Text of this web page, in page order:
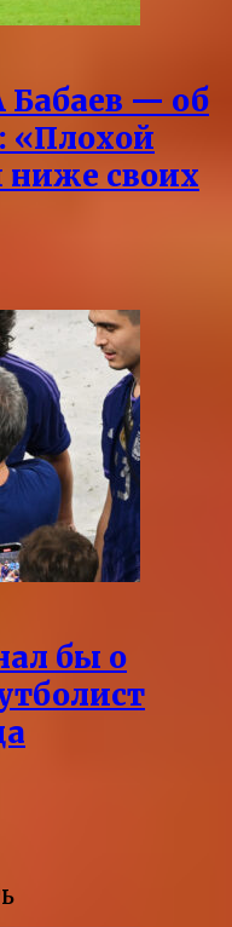
Бабаев — об
«Плохой
своих
бы о